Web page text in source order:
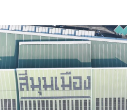
Bangkok,Capacity plant